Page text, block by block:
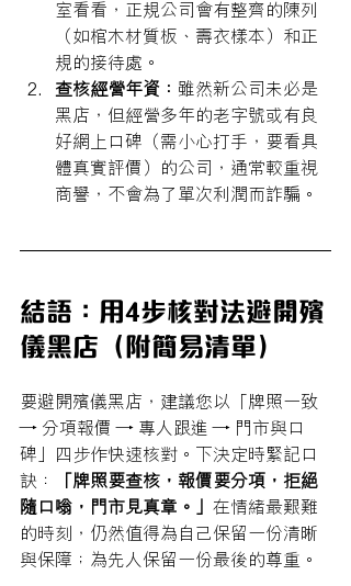
室看看，正規公司會有整齊的陳列
（如棺木材質板、壽衣樣本）和正
規的接待處。
查核經營年資： 雖然新公司未必是
黑店，但經營多年的老字號或有良
好網上口碑（需小心打手，要看具
體真實評價）的公司，通常較重視
商譽，不會為了單次利潤而詐騙。
結語：用4步核對法避開殯
儀黑店（附簡易清單）
要避開殯儀黑店，建議您以「牌照一致
→ 分項報價 → 專人跟進 → 門市與口
碑」四步作快速核對。下決定時緊記口
訣：
「牌照要查核，報價要分項，拒絕
隨口嗡，門市見真章。」 在情緒最艱難
的時刻，仍然值得為自己保留一份清晰
與保障；為先人保留一份最後的尊重。